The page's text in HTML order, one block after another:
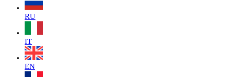
RU
IT
EN